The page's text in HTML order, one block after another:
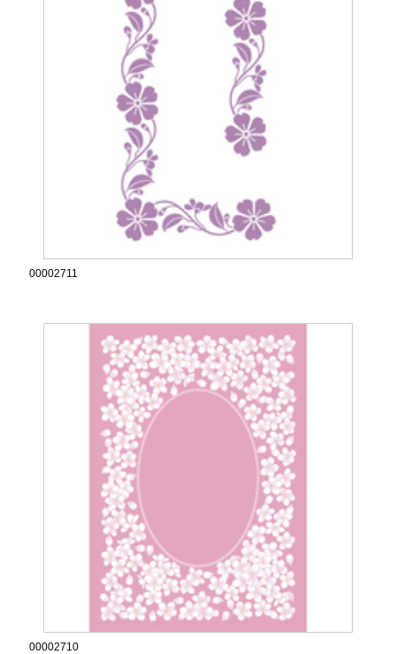
00002711
00002710